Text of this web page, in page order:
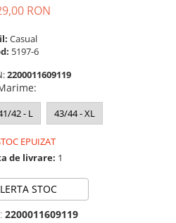
RON
Casual
5197-6
2200011609119
:
42 - L 43/44 - XL
EPUIZAT
de livrare: 1
STOC
2200011609119